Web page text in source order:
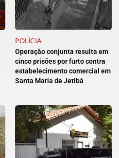
POLÍCIA
Operação conjunta resulta em
cinco prisões por furto contra
estabelecimento comercial em
Santa Maria de Jetibá